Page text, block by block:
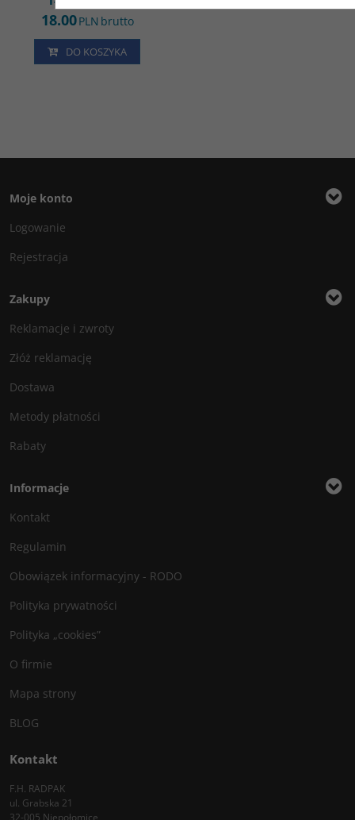
18.00PLN brutto
DO KOSZYKA
Moje konto
Logowanie
Rejestracja
Zakupy
Reklamacje i zwroty
Złóż reklamację
Dostawa
Metody płatności
Rabaty
Informacje
Kontakt
Regulamin
Obowiązek informacyjny - RODO
Polityka prywatności
Polityka „cookies”
O firmie
Mapa strony
BLOG
Kontakt
F.H. RADPAK
ul. Grabska 21
32-005 Niepołomice